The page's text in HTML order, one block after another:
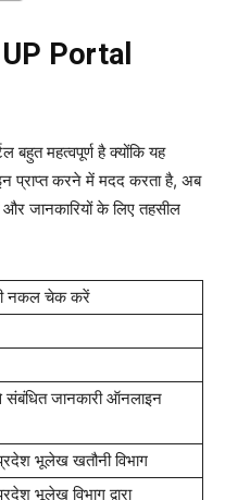
Portal
बहुत महत्वपूर्ण है क्योंकि यह
प्राप्त करने में मदद करता है, अब
जानकारियों के लिए तहसील
नकल चेक करें
जानकारी ऑनलाइन
भूलेख खतौनी विभाग
भूलेख विभाग द्वारा